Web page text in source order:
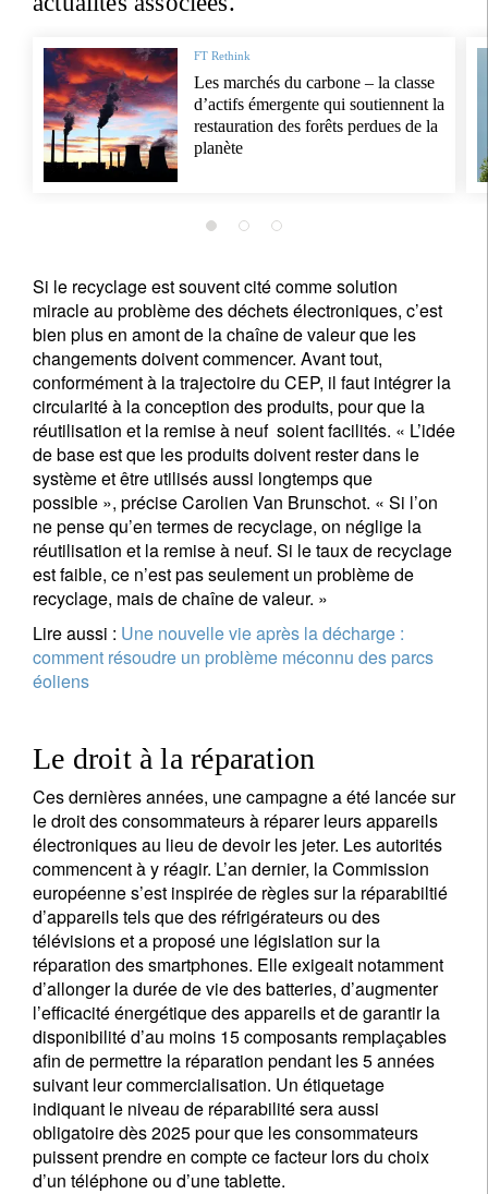
FT Rethink
Les marchés du carbone – la classe
d’actifs émergente qui soutiennent la
restauration des forêts perdues de la
planète
Si le recyclage est souvent cité comme solution
miracle au problème des déchets électroniques, c’est
bien plus en amont de la chaîne de valeur que les
changements doivent commencer. Avant tout,
conformément à la trajectoire du CEP, il faut intégrer la
circularité à la conception des produits, pour que la
réutilisation et la remise à neuf soient facilités. « L’idée
de base est que les produits doivent rester dans le
système et être utilisés aussi longtemps que
possible », précise Carolien Van Brunschot. « Si l’on
ne pense qu’en termes de recyclage, on néglige la
réutilisation et la remise à neuf. Si le taux de recyclage
est faible, ce n’est pas seulement un problème de
recyclage, mais de chaîne de valeur. »
Lire aussi : Une nouvelle vie après la décharge :
comment résoudre un problème méconnu des parcs
éoliens
Le droit à la réparation
Ces dernières années, une campagne a été lancée sur
le droit des consommateurs à réparer leurs appareils
électroniques au lieu de devoir les jeter. Les autorités
commencent à y réagir. L’an dernier, la Commission
européenne s’est inspirée de règles sur la réparabiltié
d’appareils tels que des réfrigérateurs ou des
télévisions et a proposé une législation sur la
réparation des smartphones. Elle exigeait notamment
d’allonger la durée de vie des batteries, d’augmenter
l’efficacité énergétique des appareils et de garantir la
disponibilité d’au moins 15 composants remplaçables
afin de permettre la réparation pendant les 5 années
suivant leur commercialisation. Un étiquetage
indiquant le niveau de réparabilité sera aussi
obligatoire dès 2025 pour que les consommateurs
puissent prendre en compte ce facteur lors du choix
d’un téléphone ou d’une tablette.